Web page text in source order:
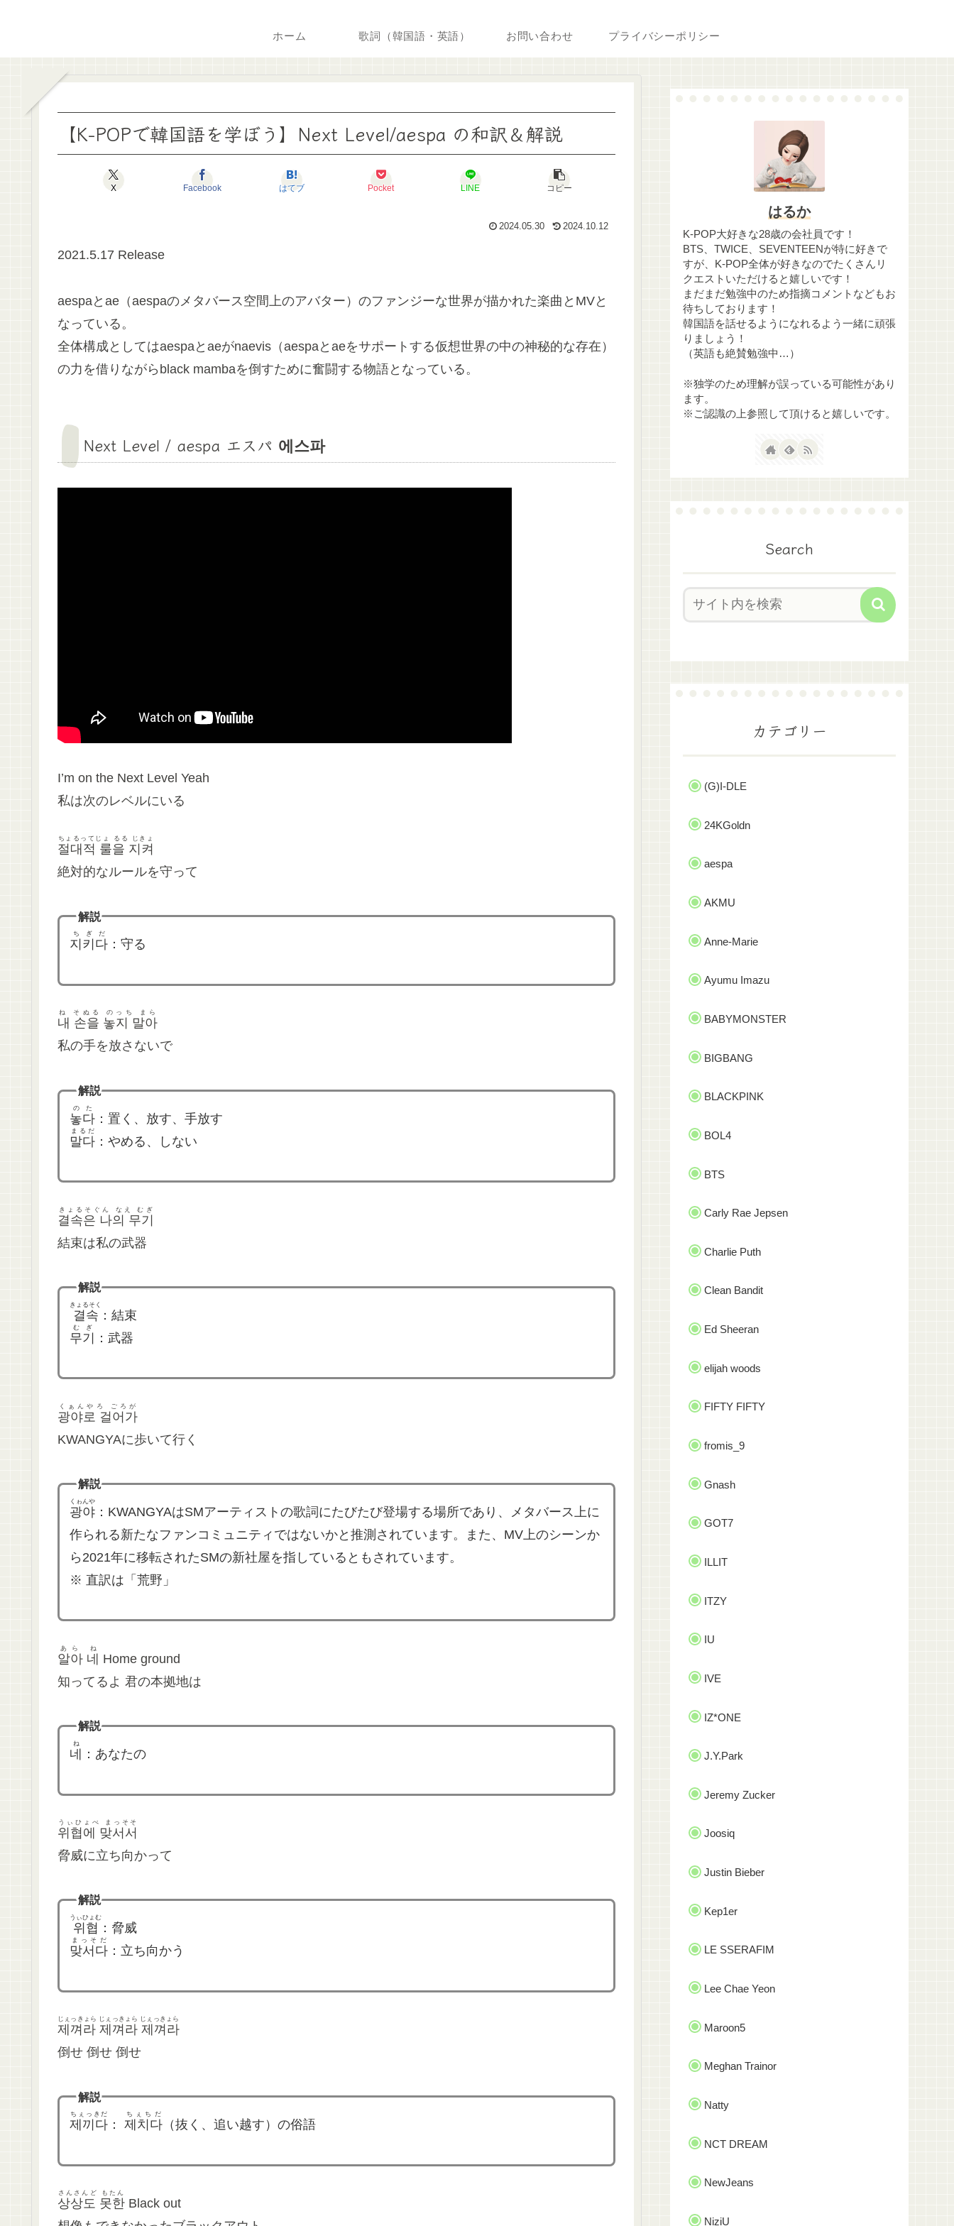
ホーム 歌詞（韓国語・英語） お問い合わせ プライバシーポリシー
【K-POPで韓国語を学ぼう】Next Level/aespa の和訳＆解説
X Facebook はてブ Pocket LINE コピー
2024.05.30 2024.10.12
2021.5.17 Release
aespaとae（aespaのメタバース空間上のアバター）のファンジーな世界が描かれた楽曲とMVと
なっている。
全体構成としてはaespaとaeがnaevis（aespaとaeをサポートする仮想世界の中の神秘的な存在）
の力を借りながらblack mambaを倒すために奮闘する物語となっている。
Next Level / aespa エスパ 에스파
I’m on the Next Level Yeah
私は次のレベルにいる
절대적 룰을 지켜
ちょるってじょ るる じきょ
絶対的なルールを守って
解説
지키다
ちぎだ
：守る
내 손을 놓지 말아
ね そぬる のっち まら
私の手を放さないで
解説
놓다
のた
：置く、放す、手放す
말다
まるだ
：やめる、しない
결속은 나의 무기
きょるそぐん なえ むぎ
結束は私の武器
解説
결속
きょるそく
：結束
무기
むぎ
：武器
광야로 걸어가
くぁんやろ ごろが
KWANGYAに歩いて行く
解説
광야
くゎんや
：KWANGYAはSMアーティストの歌詞にたびたび登場する場所であり、メタバース上に
作られる新たなファンコミュニティではないかと推測されています。また、MV上のシーンか
ら2021年に移転されたSMの新社屋を指しているともされています。
※ 直訳は「荒野」
알아 네
あら ね
Home ground
知ってるよ 君の本拠地は
解説
네
ね
：あなたの
위협에 맞서서
うぃひょべ まっそそ
脅威に立ち向かって
解説
위협
うぃひょむ
：脅威
맞서다
まっそだ
：立ち向かう
제껴라 제껴라 제껴라
じぇっきょら じぇっきょら じぇっきょら
倒せ 倒せ 倒せ
解説
제끼다
ちぇっきだ
：제치다
ちぇちだ
（抜く、追い越す）の俗語
상상도 못한
さんさんど もたん
Black out
はるか
K-POP大好きな28歳の会社員です！
BTS、TWICE、SEVENTEENが特に好きで
すが、K-POP全体が好きなのでたくさんリ
クエストいただけると嬉しいです！
まだまだ勉強中のため指摘コメントなどもお
待ちしております！
韓国語を話せるようになれるよう一緒に頑張
りましょう！
（英語も絶賛勉強中…）
※独学のため理解が誤っている可能性があり
ます。
※ご認識の上参照して頂けると嬉しいです。
Search
カテゴリー
(G)I-DLE
24KGoldn
aespa
AKMU
Anne-Marie
Ayumu Imazu
BABYMONSTER
BIGBANG
BLACKPINK
BOL4
BTS
Carly Rae Jepsen
Charlie Puth
Clean Bandit
Ed Sheeran
elijah woods
FIFTY FIFTY
fromis_9
Gnash
GOT7
ILLIT
ITZY
IU
IVE
IZ*ONE
J.Y.Park
Jeremy Zucker
Joosiq
Justin Bieber
Kep1er
LE SSERAFIM
Lee Chae Yeon
Maroon5
Meghan Trainor
Natty
NCT DREAM
NewJeans
NiziU